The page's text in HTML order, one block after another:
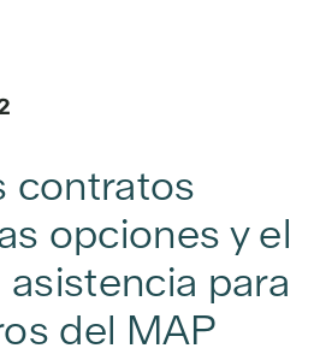
contratos
opciones y el
para
del MAP